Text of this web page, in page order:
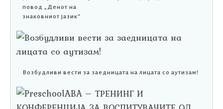
повод „Денот на
знаковниот јазик“
Возбудливи вести за заедницата на лицата со аутизам!